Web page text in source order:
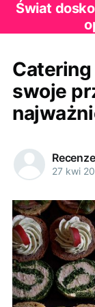
Świat
swoje
27 kwi